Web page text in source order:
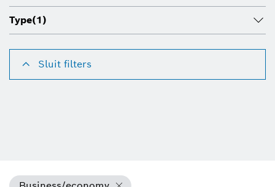
Type(1)
Sluit filters